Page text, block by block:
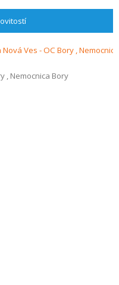
, Nemocnica Bory